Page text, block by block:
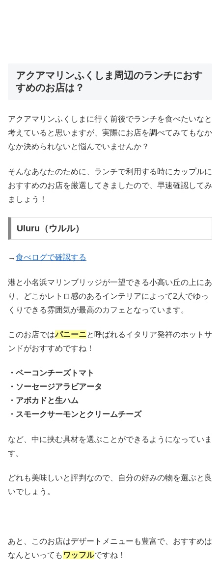
アクアマリンふくしま周辺のランチにおす
すめのお店は？
アクアマリンふくしまに行く前後でランチを食べたいなと
考えていると思いますが、実際にお店を調べてみてもなか
なか決められないと悩んでいませんか？
そんなあなたのために、ランチで利用する時にカップルに
おすすめのお店を厳選してきましたので、早速確認してみ
ましょう！
Uluru（ウルル）
→食べログで確認する
港と小名浜マリンブリッジが一望できる小高い丘の上にあ
り、どこかレトロ感のあるインテリアによって2人でゆっ
くりできる雰囲気が最高のカフェとなっています。
このお店ではパニーニと呼ばれるイタリア発祥のホットサ
ンドがおすすめですね！
・ベーコンチーズトマト
・ソーセージアラビアータ
・アボカドと生ハム
・スモークサーモンとクリームチーズ
など、中に挟む具材を選ぶことができるようになっていま
す。
どれも美味しいと評判なので、自分の好みの物を選ぶと良
いでしょう。
あと、このお店はデザートメニューも豊富で、おすすめは
なんといっても ワッフルですね！